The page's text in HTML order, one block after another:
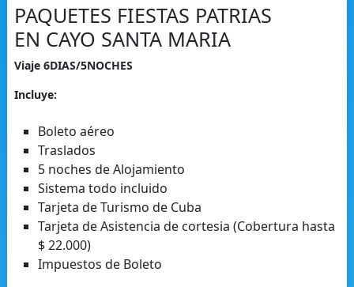
PAQUETES FIESTAS PATRIAS
EN CAYO SANTA MARIA
Viaje 6DIAS/5NOCHES
Incluye:
Boleto aéreo
Traslados
5 noches de Alojamiento
Sistema todo incluido
Tarjeta de Turismo de Cuba
Tarjeta de Asistencia de cortesia (Cobertura hasta
$ 22.000)
Impuestos de Boleto